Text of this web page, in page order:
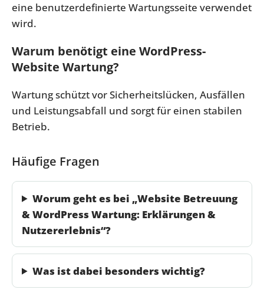
eine benutzerdefinierte Wartungsseite verwendet
wird.
Warum benötigt eine WordPress-
Website Wartung?
Wartung schützt vor Sicherheitslücken, Ausfällen
und Leistungsabfall und sorgt für einen stabilen
Betrieb.
Häufige Fragen
Worum geht es bei „Website Betreuung
& WordPress Wartung: Erklärungen &
Nutzererlebnis“?
Was ist dabei besonders wichtig?